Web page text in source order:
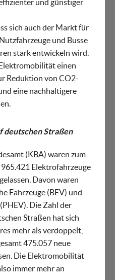
und günstiger
sich auch der Markt für
und Busse
stark entwickeln wird.
einen
Reduktion von CO2-
eine nachhaltigere
deutschen Straßen
(KBA) waren zum
Elektrofahrzeuge
Davon waren
Fahrzeuge (BEV) und
Die Zahl der
Straßen hat sich
mehr als verdoppelt,
475.057 neue
Die Elektromobilität
immer mehr an